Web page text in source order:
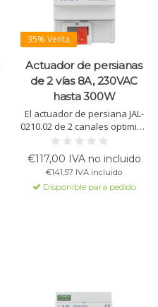
35% Venta
Actuador de persianas
de 2 vías 8A, 230VAC
hasta 300W
El actuador de persiana JAL-
0210.02 de 2 canales optimiza
la sombra con posición solar
automática, funciones de
ventilación y posicionamiento
preciso. Instalación fácil con
medición del tiempo de
€117,00 IVA no incluido
€141,57 IVA incluido
Disponible para pedido